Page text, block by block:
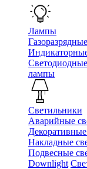
Лампы
лампы
Светильники
Аварийные
Накладные
Подвесные
Downlight